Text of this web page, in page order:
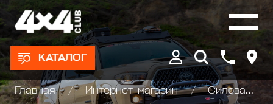
КАТАЛОГ
Главная Интернет-магазин
Силовая защита днища для внедорожников